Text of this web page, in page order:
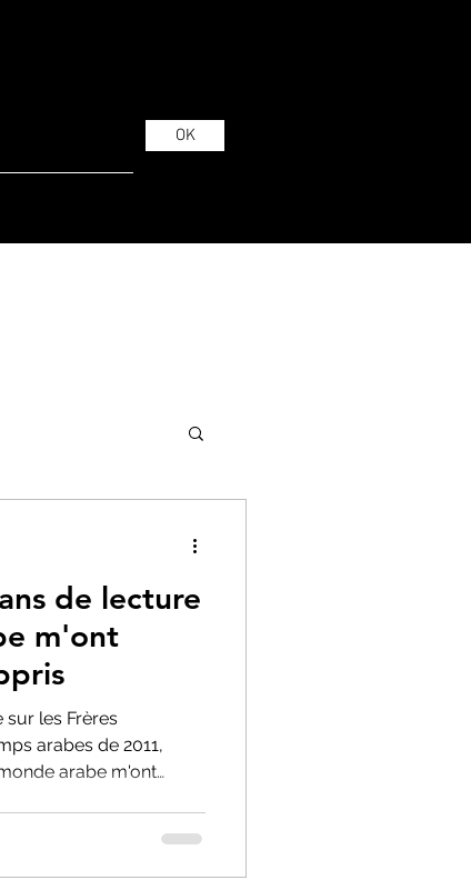
OK
de lecture
m'ont
les Frères
arabes de 2011,
arabe m'ont